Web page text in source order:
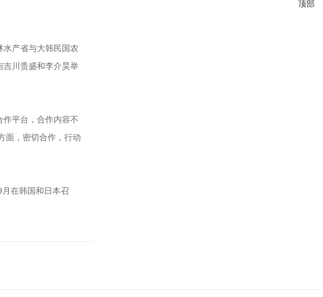
产省与大韩民国农
吉川贵盛和李介昊举
平台，合作内容不
面，密切合作，行动
在韩国和日本召
顶部